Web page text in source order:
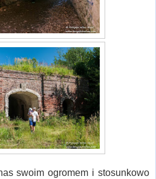
swoim ogromem i stosunkowo